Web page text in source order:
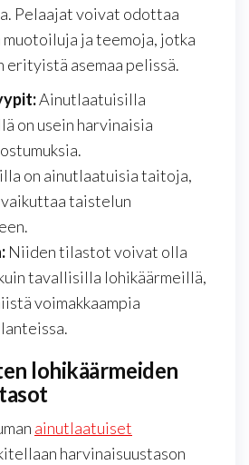
Pelaajat voivat odottaa
muotoiluja ja teemoja, jotka
erityistä asemaa pelissä.
Ainutlaatuisilla
on usein harvinaisia
on ainutlaatuisia taitoja,
taistelun
Niiden tilastot voivat olla
tavallisilla lohikäärmeillä,
voimakkaampia
lohikäärmeiden
ainutlaatuiset
harvinaisuustason